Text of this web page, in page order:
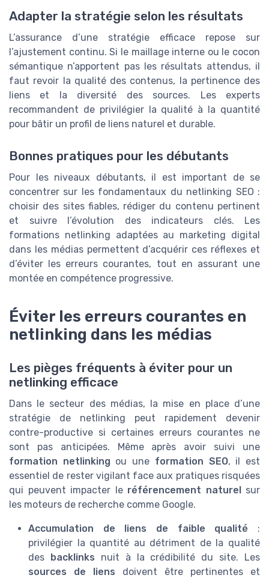
Adapter la stratégie selon les résultats
L’assurance d’une stratégie efficace repose sur
l’ajustement continu. Si le maillage interne ou le cocon
sémantique n’apportent pas les résultats attendus, il
faut revoir la qualité des contenus, la pertinence des
liens et la diversité des sources. Les experts
recommandent de privilégier la qualité à la quantité
pour bâtir un profil de liens naturel et durable.
Bonnes pratiques pour les débutants
Pour les niveaux débutants, il est important de se
concentrer sur les fondamentaux du netlinking SEO :
choisir des sites fiables, rédiger du contenu pertinent
et suivre l’évolution des indicateurs clés. Les
formations netlinking adaptées au marketing digital
dans les médias permettent d’acquérir ces réflexes et
d’éviter les erreurs courantes, tout en assurant une
montée en compétence progressive.
Éviter les erreurs courantes en
netlinking dans les médias
Les pièges fréquents à éviter pour un
netlinking efficace
Dans le secteur des médias, la mise en place d’une
stratégie de netlinking peut rapidement devenir
contre-productive si certaines erreurs courantes ne
sont pas anticipées. Même après avoir suivi une
formation netlinking ou une formation SEO, il est
essentiel de rester vigilant face aux pratiques risquées
qui peuvent impacter le référencement naturelsur
les moteurs de recherche comme Google.
Accumulation de liens de faible qualité :
privilégier la quantité au détriment de la qualité
des backlinks nuit à la crédibilité du site. Les
sources de liens doivent être pertinentes et